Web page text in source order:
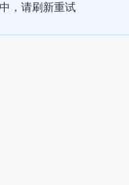
，请刷新重试